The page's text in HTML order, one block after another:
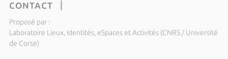
CONTACT
Proposé par :
Laboratoire Lieux, Identités, eSpaces et Activités (CNRS / Université
de Corse)